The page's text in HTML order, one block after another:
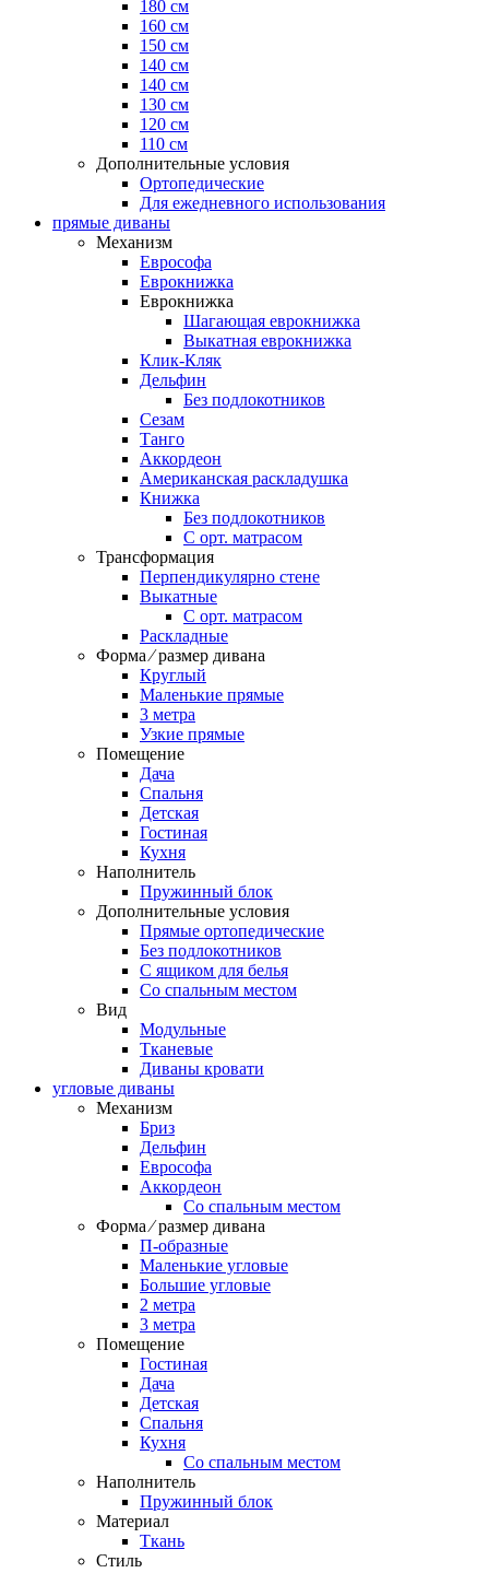
180 см
160 см
150 см
140 см
140 см
130 см
120 см
110 см
Дополнительные условия
Ортопедические
Для ежедневного использования
прямые диваны
Механизм
Еврософа
Еврокнижка
Еврокнижка
Шагающая еврокнижка
Выкатная еврокнижка
Клик-Кляк
Дельфин
Без подлокотников
Сезам
Танго
Аккордеон
Американская раскладушка
Книжка
Без подлокотников
С орт. матрасом
Трансформация
Перпендикулярно стене
Выкатные
С орт. матрасом
Раскладные
Форма ⁄ размер дивана
Круглый
Маленькие прямые
3 метра
Узкие прямые
Помещение
Дача
Спальня
Детская
Гостиная
Кухня
Наполнитель
Пружинный блок
Дополнительные условия
Прямые ортопедические
Без подлокотников
С ящиком для белья
Со спальным местом
Вид
Модульные
Тканевые
Диваны кровати
угловые диваны
Механизм
Бриз
Дельфин
Еврософа
Аккордеон
Со спальным местом
Форма ⁄ размер дивана
П-образные
Маленькие угловые
Большие угловые
2 метра
3 метра
Помещение
Гостиная
Дача
Детская
Спальня
Кухня
Со спальным местом
Наполнитель
Пружинный блок
Материал
Ткань
Стиль